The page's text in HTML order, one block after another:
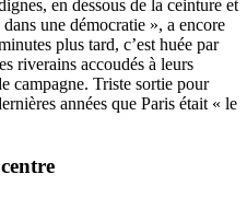
en dessous de la ceinture et
une démocratie », a encore
plus tard, c’est huée par
riverains accoudés à leurs
campagne. Triste sortie pour
années que Paris était « le